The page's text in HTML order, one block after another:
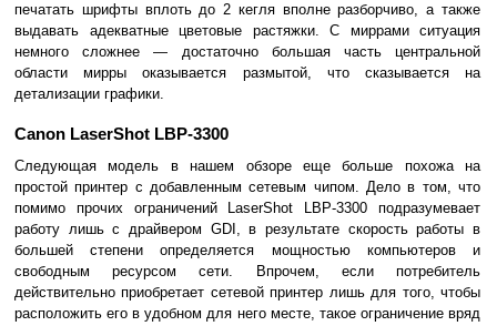
печатать шрифты вплоть до 2 кегля вполне разборчиво, а также
выдавать адекватные цветовые растяжки. С миррами ситуация
немного сложнее — достаточно большая часть центральной
области мирры оказывается размытой, что сказывается на
детализации графики.
Canon LaserShot LBP-3300
Следующая модель в нашем обзоре еще больше похожа на
простой принтер с добавленным сетевым чипом. Дело в том, что
помимо прочих ограничений LaserShot LBP-3300 подразумевает
работу лишь с драйвером GDI, в результате скорость работы в
большей степени определяется мощностью компьютеров и
свободным ресурсом сети. Впрочем, если потребитель
действительно приобретает сетевой принтер лишь для того, чтобы
расположить его в удобном для него месте, такое ограничение вряд